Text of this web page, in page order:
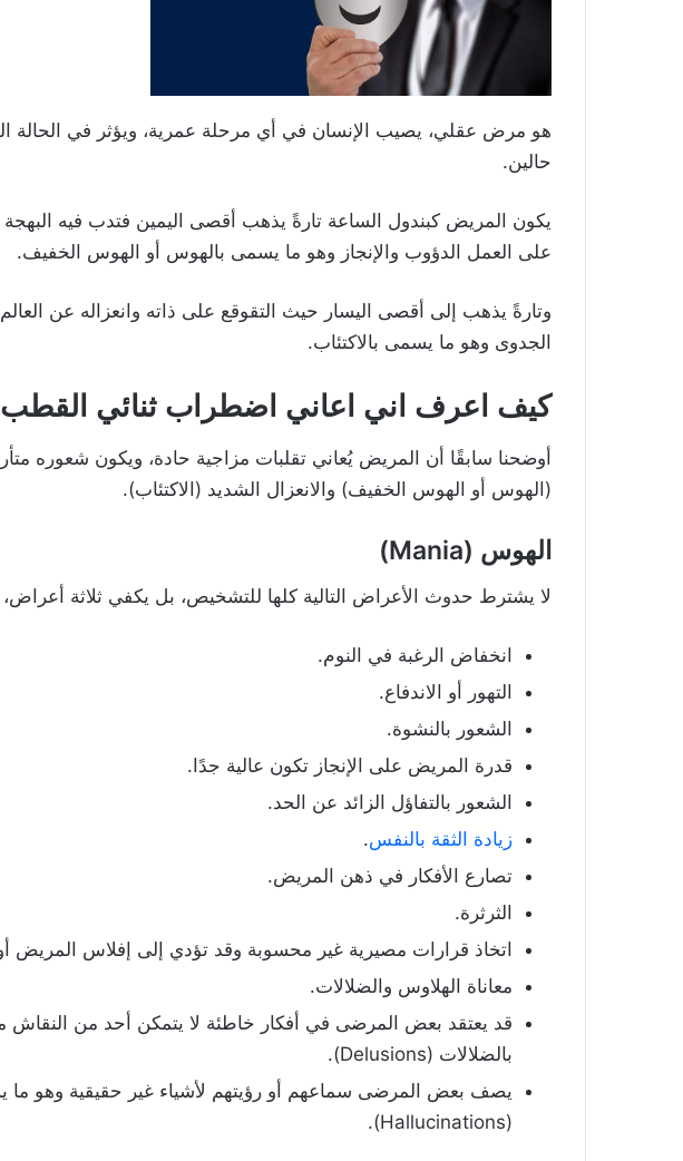
هو مرض عقلي، يصيب الإنسان في أي مرحلة عمرية، ويؤثر في الحالة
حالين.
يكون المريض كبندول الساعة تارةً يذهب أقصى اليمين فتدب فيه البهجة
على العمل الدؤوب والإنجاز وهو ما يسمى بالهوس أو الهوس الخفيف.
وتارةً يذهب إلى أقصى اليسار حيث التقوقع على ذاته وانعزاله عن
الجدوى وهو ما يسمى بالاكتئاب.
كيف اعرف اني اعاني اضطراب ثنائي
أوضحنا سابقًا أن المريض يُعاني تقلبات مزاجية حادة، ويكون شعوره
(الهوس أو الهوس الخفيف) والانعزال الشديد (الاكتئاب).
الهوس (Mania)
لا يشترط حدوث الأعراض التالية كلها للتشخيص، بل يكفي ثلاثة أعراض،
انخفاض الرغبة في النوم.
التهور أو الاندفاع.
الشعور بالنشوة.
قدرة المريض على الإنجاز تكون عالية جدًا.
الشعور بالتفاؤل الزائد عن الحد.
زيادة الثقة بالنفس.
تصارع الأفكار في ذهن المريض.
الثرثرة.
اتخاذ قرارات مصيرية غير محسوبة وقد تؤدي إلى إفلاس المريض
معاناة الهلاوس والضلالات.
قد يعتقد بعض المرضى في أفكار خاطئة لا يتمكن أحد من النقاش
بالضلالات (Delusions).
يصف بعض المرضى سماعهم أو رؤيتهم لأشياء غير حقيقية وهو ما
(Hallucinations).